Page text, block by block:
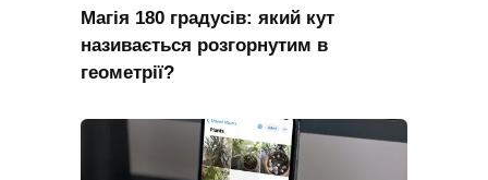
Магія 180 градусів: який кут
називається розгорнутим в
геометрії?